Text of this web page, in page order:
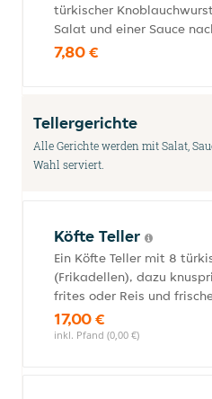
türkischer
Salat und einer Sauce
7,80 €
Tellergerichte
Alle Gerichte werden mit Salat,
Wahl serviert.
Köfte Teller
Ein Köfte Teller mit 8
(Frikadellen), dazu
frites oder Reis und
17,00 €
inkl. Pfand (0,00 €)